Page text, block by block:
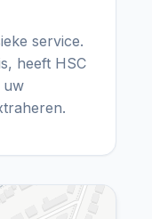
service.
heeft HSC
uw